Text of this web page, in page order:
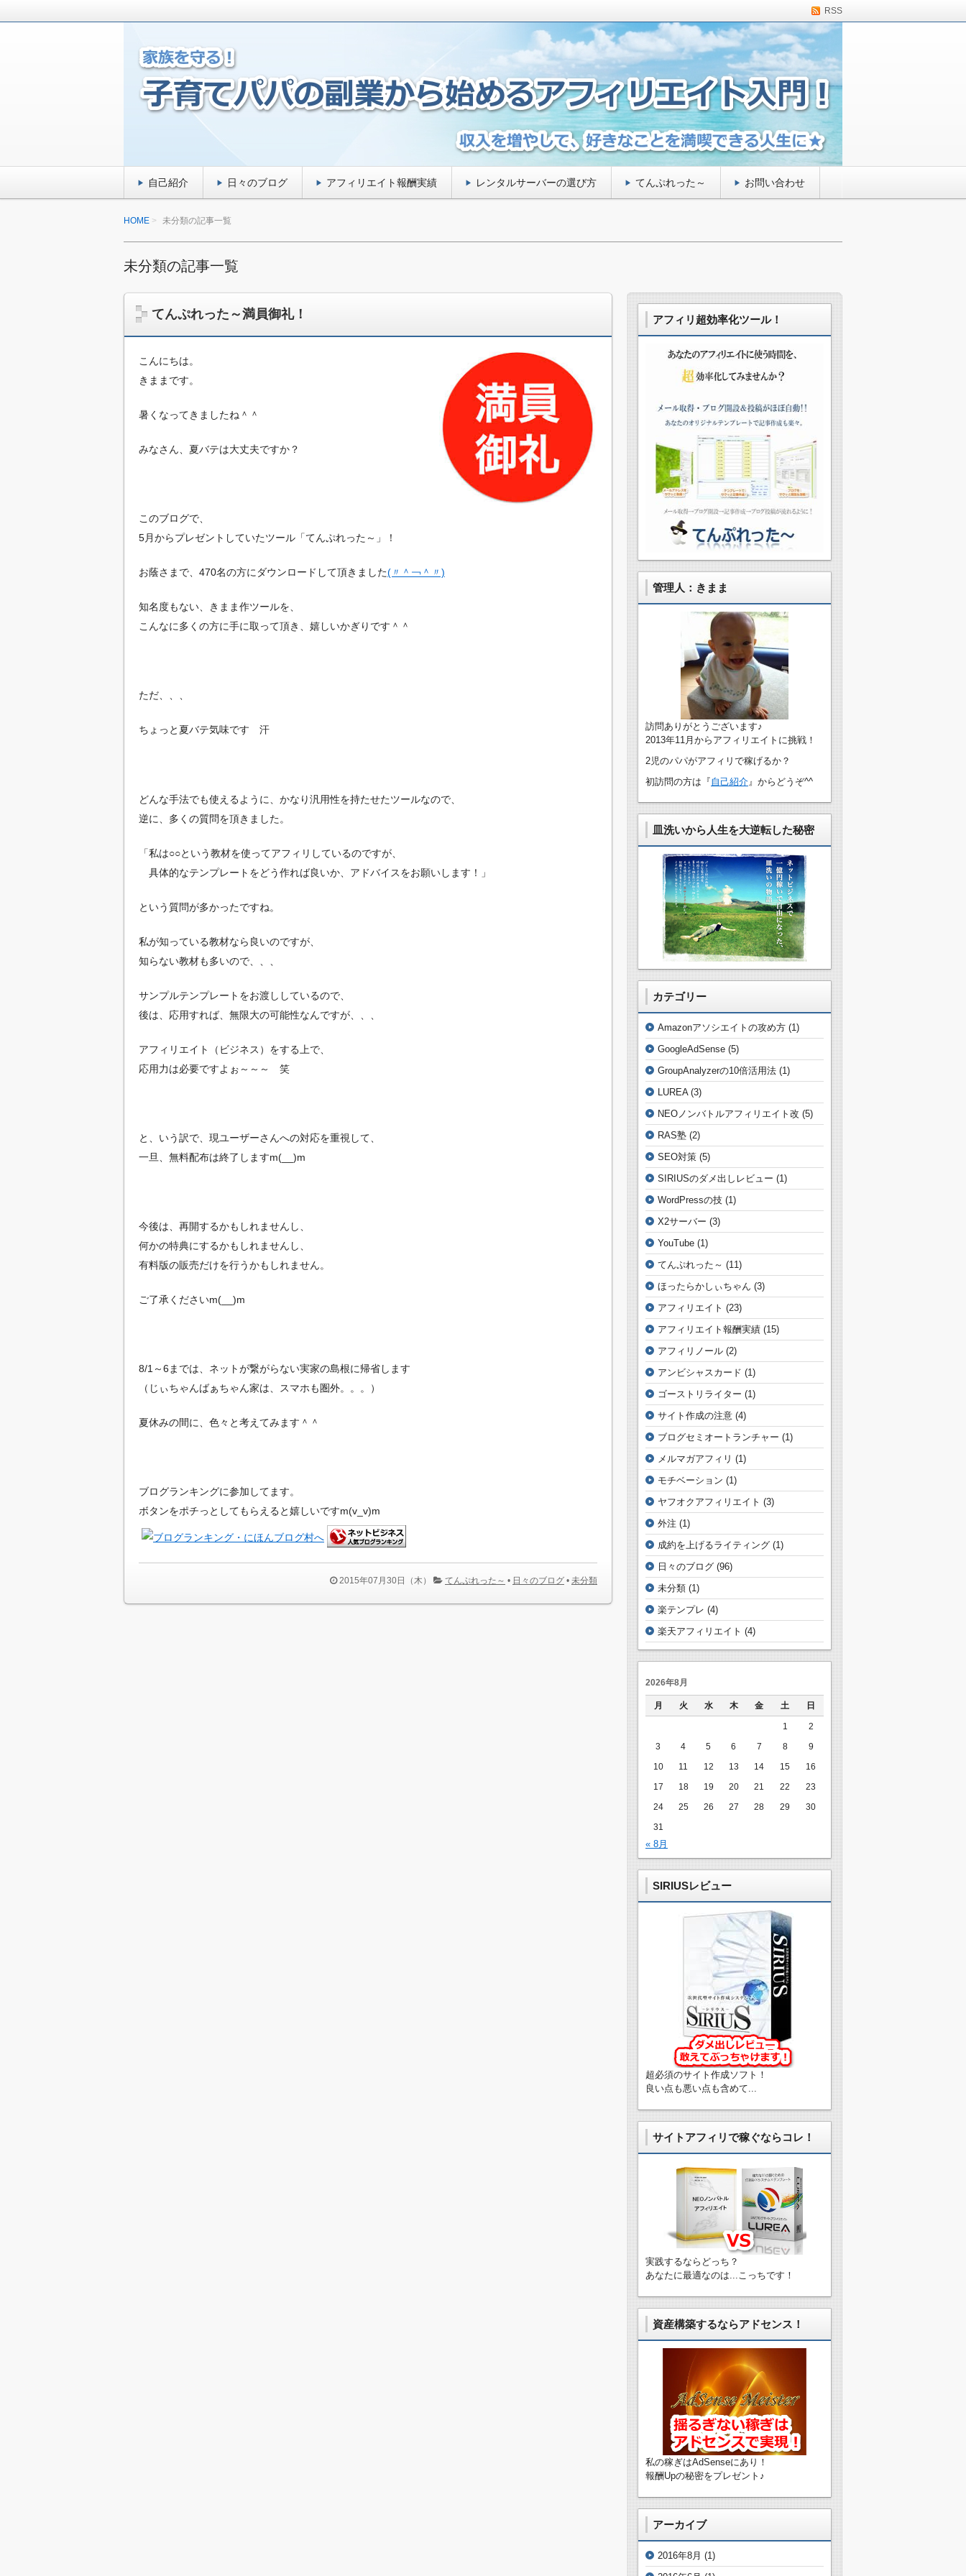
RSS
子育てパパの副業から始めるアフィリエイト入門
自己紹介 日々のブログ アフィリエイト報酬実績 レンタルサーバーの選び方 てんぷれった～ お問い合わせ
HOME 未分類の記事一覧
未分類の記事一覧
てんぷれった～満員御礼！
こんにちは。
きままです。
暑くなってきましたね＾＾
みなさん、夏バテは大丈夫ですか？
このブログで、
5月からプレゼントしていたツール「てんぷれった～」！
お蔭さまで、470名の方にダウンロードして頂きました(〃＾￢＾〃)
知名度もない、きまま作ツールを、
こんなに多くの方に手に取って頂き、嬉しいかぎりです＾＾
ただ、、、
ちょっと夏バテ気味です 汗
どんな手法でも使えるように、かなり汎用性を持たせたツールなので、
逆に、多くの質問を頂きました。
「私は○○という教材を使ってアフィリしているのですが、
具体的なテンプレートをどう作れば良いか、アドバイスをお願いします！」
という質問が多かったですね。
私が知っている教材なら良いのですが、
知らない教材も多いので、、、
サンプルテンプレートをお渡ししているので、
後は、応用すれば、無限大の可能性なんですが、、、
アフィリエイト（ビジネス）をする上で、
応用力は必要ですよぉ～～～ 笑
と、いう訳で、現ユーザーさんへの対応を重視して、
一旦、無料配布は終了しますm(__)m
今後は、再開するかもしれませんし、
何かの特典にするかもしれませんし、
有料版の販売だけを行うかもしれません。
ご了承くださいm(__)m
8/1～6までは、ネットが繋がらない実家の島根に帰省します
（じぃちゃんばぁちゃん家は、スマホも圏外。。。）
夏休みの間に、色々と考えてみます＾＾
ブログランキングに参加してます。
ボタンをポチっとしてもらえると嬉しいですm(v_v)m
2015年07月30日（木） てんぷれった～ • 日々のブログ • 未分類
アフィリ超効率化ツール！
管理人：きまま
訪問ありがとうございます♪
2013年11月からアフィリエイトに挑戦！
2児のパパがアフィリで稼げるか？
初訪問の方は『自己紹介 』からどうぞ^^
皿洗いから人生を大逆転した秘密
カテゴリー
Amazonアソシエイトの攻め方 (1)
GoogleAdSense (5)
GroupAnalyzerの10倍活用法 (1)
LUREA(3)
NEOノンバトルアフィリエイト改 (5)
RAS塾 (2)
SEO対策 (5)
SIRIUSのダメ出しレビュー (1)
WordPressの技 (1)
X2サーバー (3)
YouTube (1)
てんぷれった～ (11)
ほったらかしぃちゃん (3)
アフィリエイト (23)
アフィリエイト報酬実績 (15)
アフィリノール (2)
アンビシャスカード (1)
ゴーストリライター (1)
サイト作成の注意 (4)
ブログセミオートランチャー (1)
メルマガアフィリ (1)
モチベーション (1)
ヤフオクアフィリエイト (3)
外注 (1)
成約を上げるライティング (1)
日々のブログ (96)
未分類 (1)
楽テンプレ (4)
楽天アフィリエイト (4)
2026年8月
月 火 水 木 金 土 日
1
2
3
4 5 6 7 8
9
10
11 12 13 14 15
16
17
18 19 20 21 22
23
24
25 26 27 28 29
30
31
« 8月
SIRIUSレビュー
超必須のサイト作成ソフト！
良い点も悪い点も含めて...
サイトアフィリで稼ぐならコレ！
実践するならどっち？
あなたに最適なのは...こっちです！
資産構築するならアドセンス！
私の稼ぎはAdSenseにあり！
報酬Upの秘密をプレゼント♪
アーカイブ
2016年8月 (1)